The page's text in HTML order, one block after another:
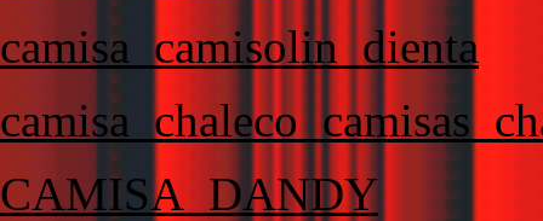
camisa_camisolin_dienta
CAMISA_DANDY